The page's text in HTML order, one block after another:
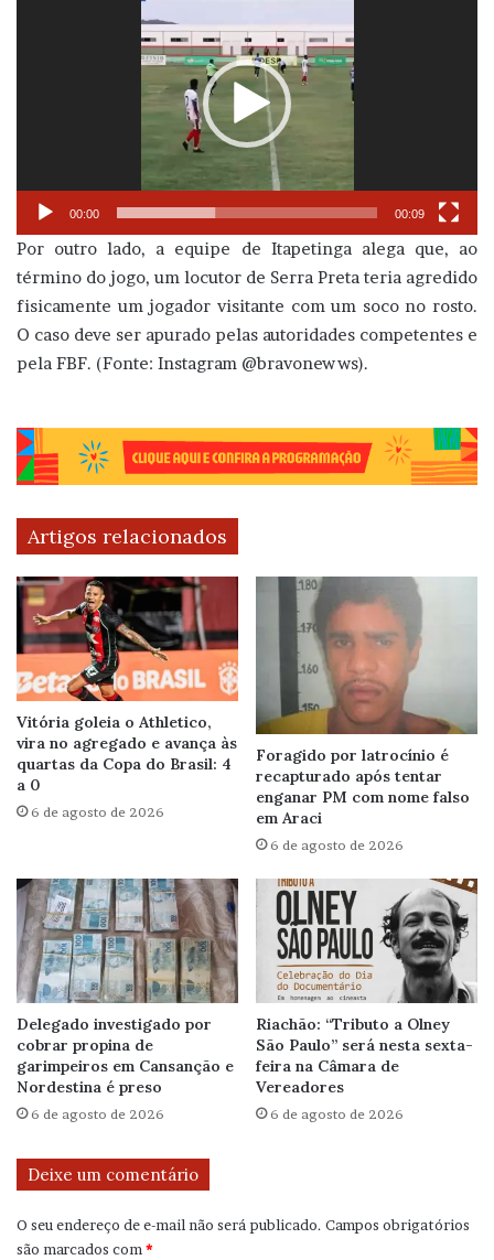
00:00 00:09
Por outro lado, a equipe de Itapetinga alega que, ao
término do jogo, um locutor de Serra Preta teria agredido
fisicamente um jogador visitante com um soco no rosto.
O caso deve ser apurado pelas autoridades competentes e
pela FBF. (Fonte: Instagram @bravonewws).
Artigos relacionados
Vitória goleia o Athletico,
vira no agregado e avança às
quartas da Copa do Brasil: 4
a 0
6 de agosto de 2026
Foragido por latrocínio é
recapturado após tentar
enganar PM com nome falso
em Araci
6 de agosto de 2026
Delegado investigado por
cobrar propina de
garimpeiros em Cansanção e
Nordestina é preso
6 de agosto de 2026
Riachão: “Tributo a Olney
São Paulo” será nesta sexta-
feira na Câmara de
Vereadores
6 de agosto de 2026
Deixe um comentário
O seu endereço de e-mail não será publicado. Campos obrigatórios
são marcados com *